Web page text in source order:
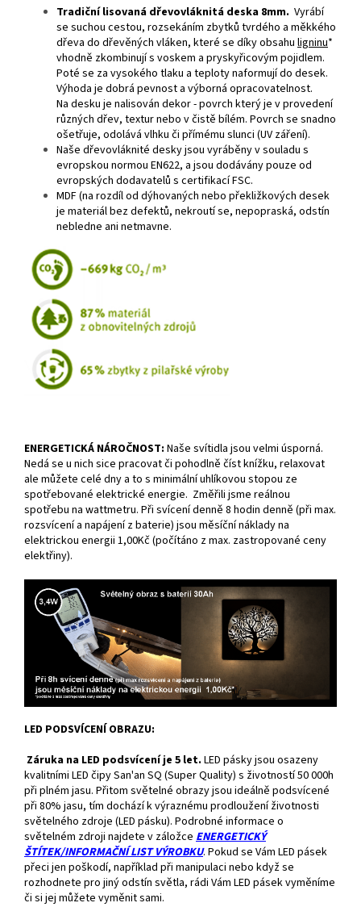
Tradiční lisovaná dřevovláknitá deska 8mm. Vyrábí
se suchou cestou, rozsekáním zbytků tvrdého a měkkého
dřeva do dřevěných vláken, které se díky obsahu ligninu*
vhodně zkombinují s voskem a pryskyřicovým pojidlem.
Poté se za vysokého tlaku a teploty naformují do desek.
Výhoda je dobrá pevnost a výborná opracovatelnost.
Na desku je nalisován dekor - povrch který je v provedení
různých dřev, textur nebo v čistě bílém. Povrch se snadno
ošetřuje, odolává vlhku či přímému slunci (UV záření).
Naše dřevovláknité desky jsou vyráběny v souladu s
evropskou normou EN622, a jsou dodávány pouze od
evropských dodavatelů s certifikací FSC.
MDF (na rozdíl od dýhovaných nebo překližkových desek
je materiál bez defektů, nekroutí se, nepopraská, odstín
nebledne ani netmavne.
ENERGETICKÁ NÁROČNOST: Naše svítidla jsou velmi úsporná.
Nedá se u nich sice pracovat či pohodlně číst knížku, relaxovat
ale můžete celé dny a to s minimální uhlíkovou stopou ze
spotřebované elektrické energie. Změřili jsme reálnou
spotřebu na wattmetru. Při svícení denně 8 hodin denně (při max.
rozsvícení a napájení z baterie) jsou měsíční náklady na
elektrickou energii 1,00Kč (počítáno z max. zastropované ceny
elektřiny).
LED PODSVÍCENÍ OBRAZU:
Záruka na LED podsvícení je 5 let. LED pásky jsou osazeny
kvalitními LED čipy San'an SQ (Super Quality) s životností 50 000h
při plném jasu. Přitom světelné obrazy jsou ideálně podsvícené
při 80% jasu, tím dochází k výraznému prodloužení životnosti
světelného zdroje (LED pásku). Podrobné informace o
světelném zdroji najdete v záložce ENERGETICKÝ
ŠTÍTEK/INFORMAČNÍ LIST VÝROBKU. Pokud se Vám LED pásek
přeci jen poškodí, například při manipulaci nebo když se
rozhodnete pro jiný odstín světla, rádi Vám LED pásek vyměníme
či si jej můžete vyměnit sami.